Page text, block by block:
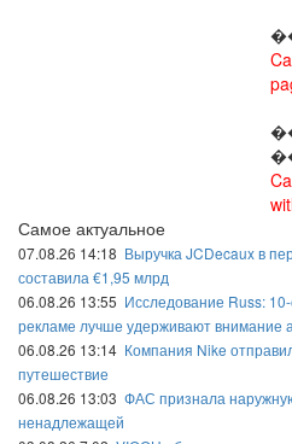
Самое актуальное
07.08.26 14:18 Выручка JCDecaux в
составила €1,95 млрд
06.08.26 13:55 Исследование Russ:
рекламе лучше удерживают внимание
06.08.26 13:14 Компания Nike
путешествие
06.08.26 13:03 ФАС признала
ненадлежащей